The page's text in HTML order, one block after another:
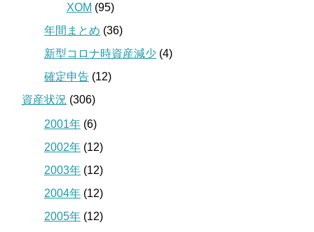
XOM (95)
年間まとめ (36)
新型コロナ時資産減少 (4)
確定申告 (12)
資産状況 (306)
2001年 (6)
2002年 (12)
2003年 (12)
2004年 (12)
2005年 (12)